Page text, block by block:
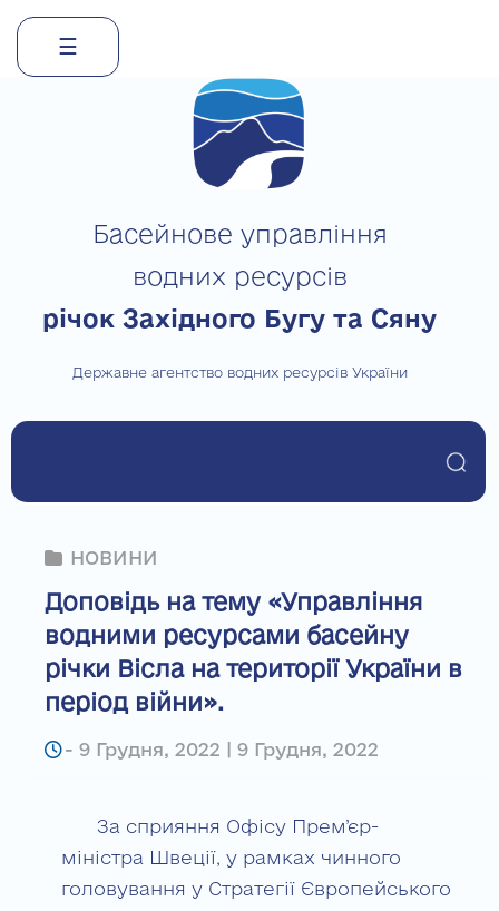
☰
Басейнове управління
водних ресурсів
річок Західного Бугу та Сяну
Державне агентство водних ресурсів України
НОВИНИ
Доповідь на тему «Управління
водними ресурсами басейну
річки Вісла на території України в
період війни».
- 9 Грудня, 2022 | 9 Грудня, 2022
За сприяння Офісу Прем’єр-
міністра Швеції, у рамках чинного
головування у Стратегії Європейського